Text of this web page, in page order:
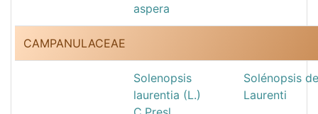
aspera
CAMPANULACEAE
Solenopsis
laurentia (L.)
Solénopsis de
Laurenti